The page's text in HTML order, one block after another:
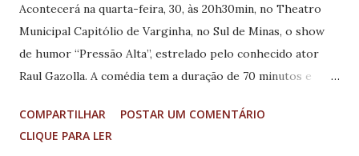
Acontecerá na quarta-feira, 30, às 20h30min, no Theatro
Municipal Capitólio de Varginha, no Sul de Minas, o show
de humor “Pressão Alta”, estrelado pelo conhecido ator
Raul Gazolla. A comédia tem a duração de 70 minutos e
humorada sobre o estresse que a vida contemporânea nos
impõe e seus efeitos devastadores. Depois de anos
COMPARTILHAR
POSTAR UM COMENTÁRIO
CLIQUE PARA LER